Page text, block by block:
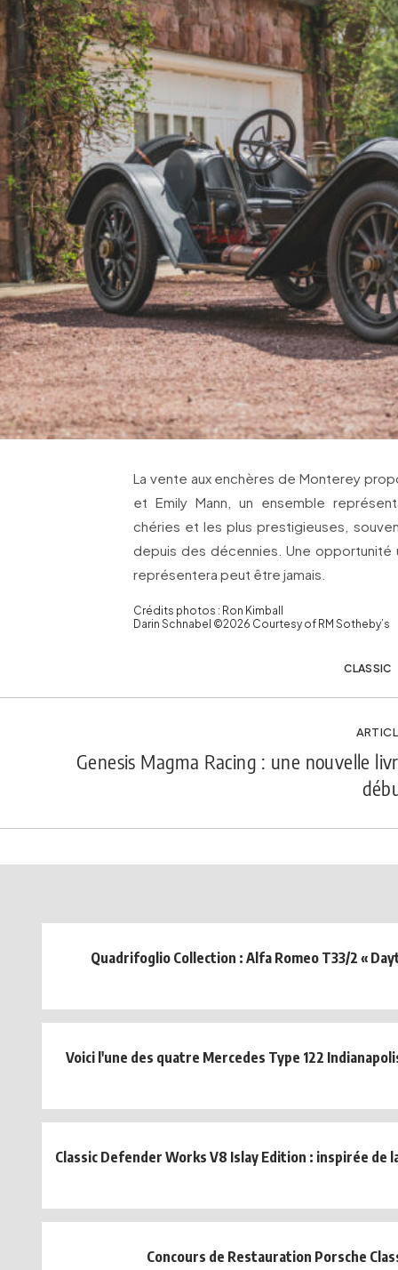
La vente aux enchères de Monterey
et Emily Mann, un ensemble
chéries et les plus prestigieuses,
depuis des décennies. Une opportunité
représentera peut être jamais.
Crédits photos : Ron Kimball
Darin Schnabel ©2026 Courtesy of RM Sotheby’s
CLASSIC
Genesis Magma Racing : une nouvelle
Quadrifoglio Collection : Alfa Romeo T33/2 «
Voici l'une des quatre Mercedes Type 122
Classic Defender Works V8 Islay Edition : inspirée de
Concours de Restauration Porsche